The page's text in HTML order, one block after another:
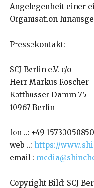
Angelegenheit einer
Organisation
Pressekontakt:
SCJ Berlin e.V. c/o
Herr Markus Roscher
Kottbusser Damm 75
10967 Berlin
fon ..: +49 15730050850
web ..: https://
email :
Copyright Bild: SCJ